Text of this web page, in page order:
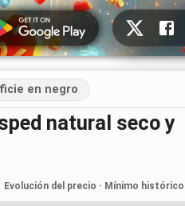
Redes sociales
en negro
Evolución del precio · Mínimo histórico